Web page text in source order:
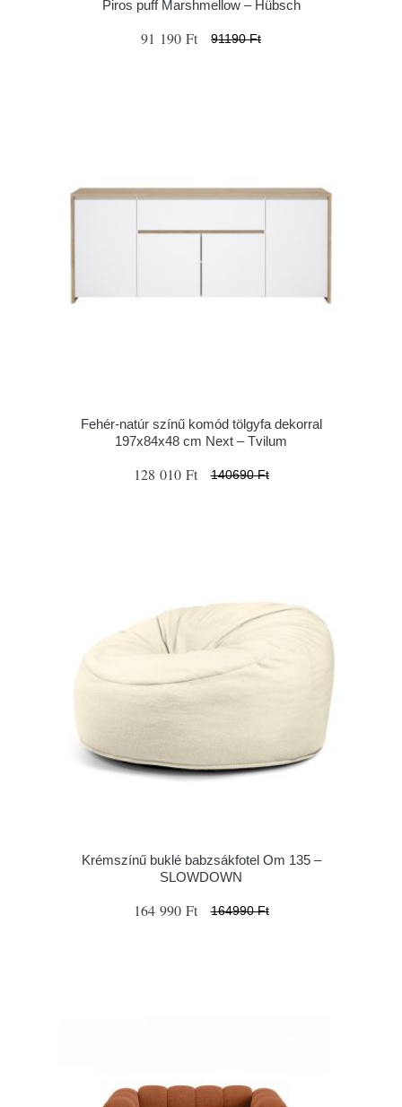
Piros puff Marshmellow – Hübsch
91 190 Ft 91190 Ft
Fehér-natúr színű komód tölgyfa dekorral
197x84x48 cm Next – Tvilum
128 010 Ft 140690 Ft
Krémszínű buklé babzsákfotel Om 135 –
SLOWDOWN
164 990 Ft 164990 Ft